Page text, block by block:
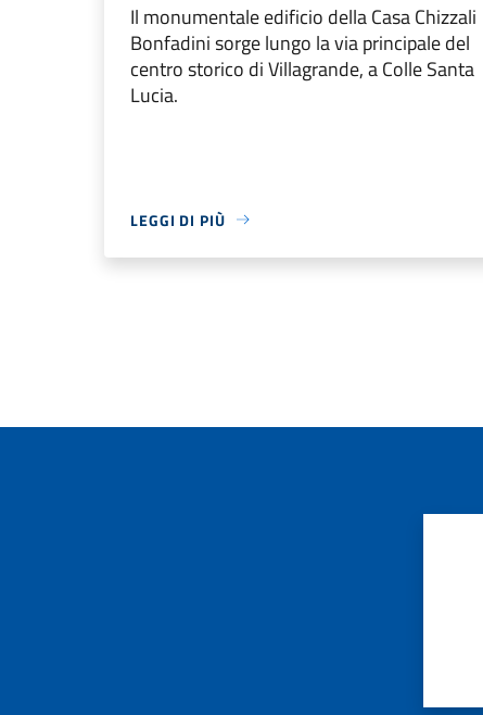
Il monumentale edificio della Casa Chizzali
Bonfadini sorge lungo la via principale del
centro storico di Villagrande, a Colle Santa
Lucia.
LEGGI DI PIÙ